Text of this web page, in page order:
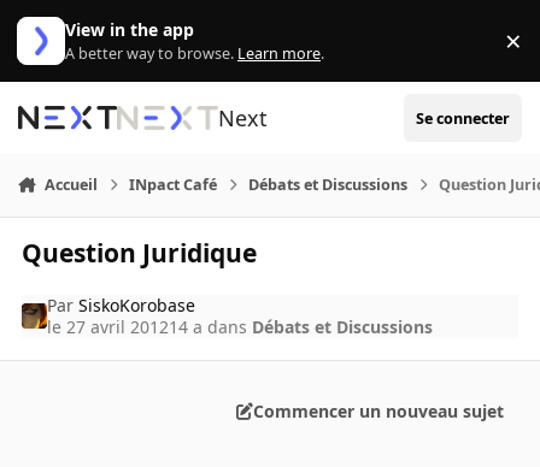
Aller au contenu
View in the app
A better way to browse. Learn more. ×
Next Se connecter
Accueil INpact Café Débats et Discussions Question
Question Juridique
ParSiskoKorobase
le 27 avril 201214 a dans Débats et Discussions
Commencer un nouveau sujet